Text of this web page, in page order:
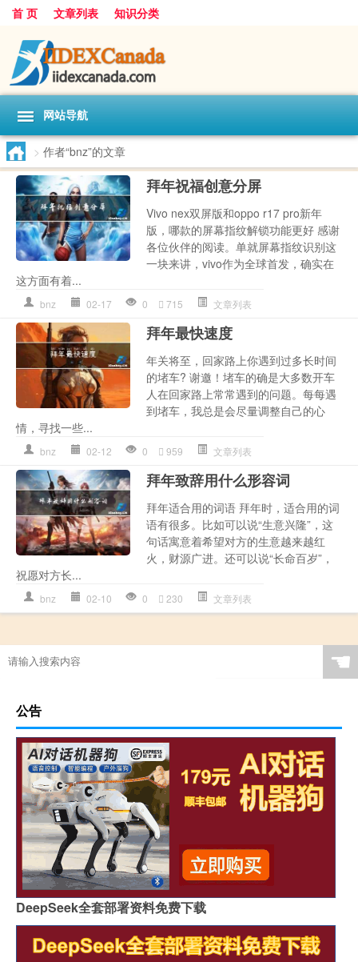
首 页 文章列表 知识分类
网站导航
> 作者“bnz”的文章
拜年祝福创意分屏
Vivo nex双屏版和oppo r17 pro新年
版，哪款的屏幕指纹解锁功能更好 感谢
各位伙伴的阅读。单就屏幕指纹识别这
一块来讲，vivo作为全球首发，确实在
这方面有着...
bnz 02-17 0 715 文章列表
拜年最快速度
年关将至，回家路上你遇到过多长时间
的堵车? 谢邀！堵车的确是大多数开车
人在回家路上常常遇到的问题。每每遇
到堵车，我总是会尽量调整自己的心
情，寻找一些...
bnz 02-12 0 959 文章列表
拜年致辞用什么形容词
拜年适合用的词语 拜年时，适合用的词
语有很多。比如可以说“生意兴隆”，这
句话寓意着希望对方的生意越来越红
火，财源广进。还可以说“长命百岁”，
祝愿对方长...
bnz 02-10 0 230 文章列表
☚
公告
DeepSeek全套部署资料免费下载